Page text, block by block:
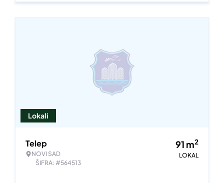
Lokali
Telep
NOVI SAD
ŠIFRA: #564513
91 m2
LOKAL